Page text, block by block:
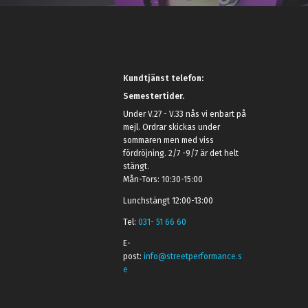
Kundtjänst telefon:
Semestertider.
Under V.27 - V.33 nås vi enbart på
mejl. Ordrar skickas under
sommaren men med viss
fördröjning. 2/7 -9/7 är det helt
stängt.
Mån-Tors: 10:30-15:00
Lunchstängt 12:00-13:00
Tel:031- 51 66 60
E-
post:info@streetperformance.s
e